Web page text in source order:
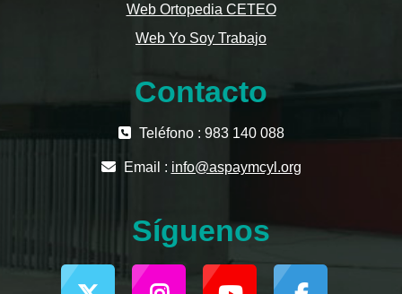
Web Ortopedia CETEO
Web Yo Soy Trabajo
Contacto
Teléfono : 983 140 088
Email : info@aspaymcyl.org
Síguenos